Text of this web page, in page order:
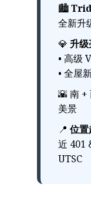
🏙
全新升
💎 升级
• 高级
• 全屋
🌇 南 +
美景
📍位置
近 401
UTSC